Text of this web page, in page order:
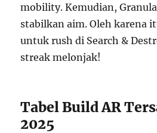
mobility. Kemudian,
stabilkan aim. Oleh karena
untuk rush di Search &
streak melonjak!
Tabel Build AR
2025